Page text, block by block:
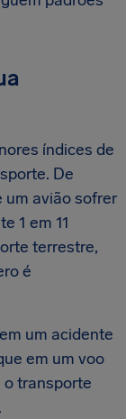
índices de
De
um avião sofrer
1 em 11
terrestre,
é
um acidente
em um voo
o transporte